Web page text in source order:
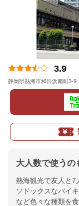
3.9
静岡県熱海市和田浜南町3-9
大人数で使うの
熱海観光で友人と7
ソドックスなバイ
など色々な種類を